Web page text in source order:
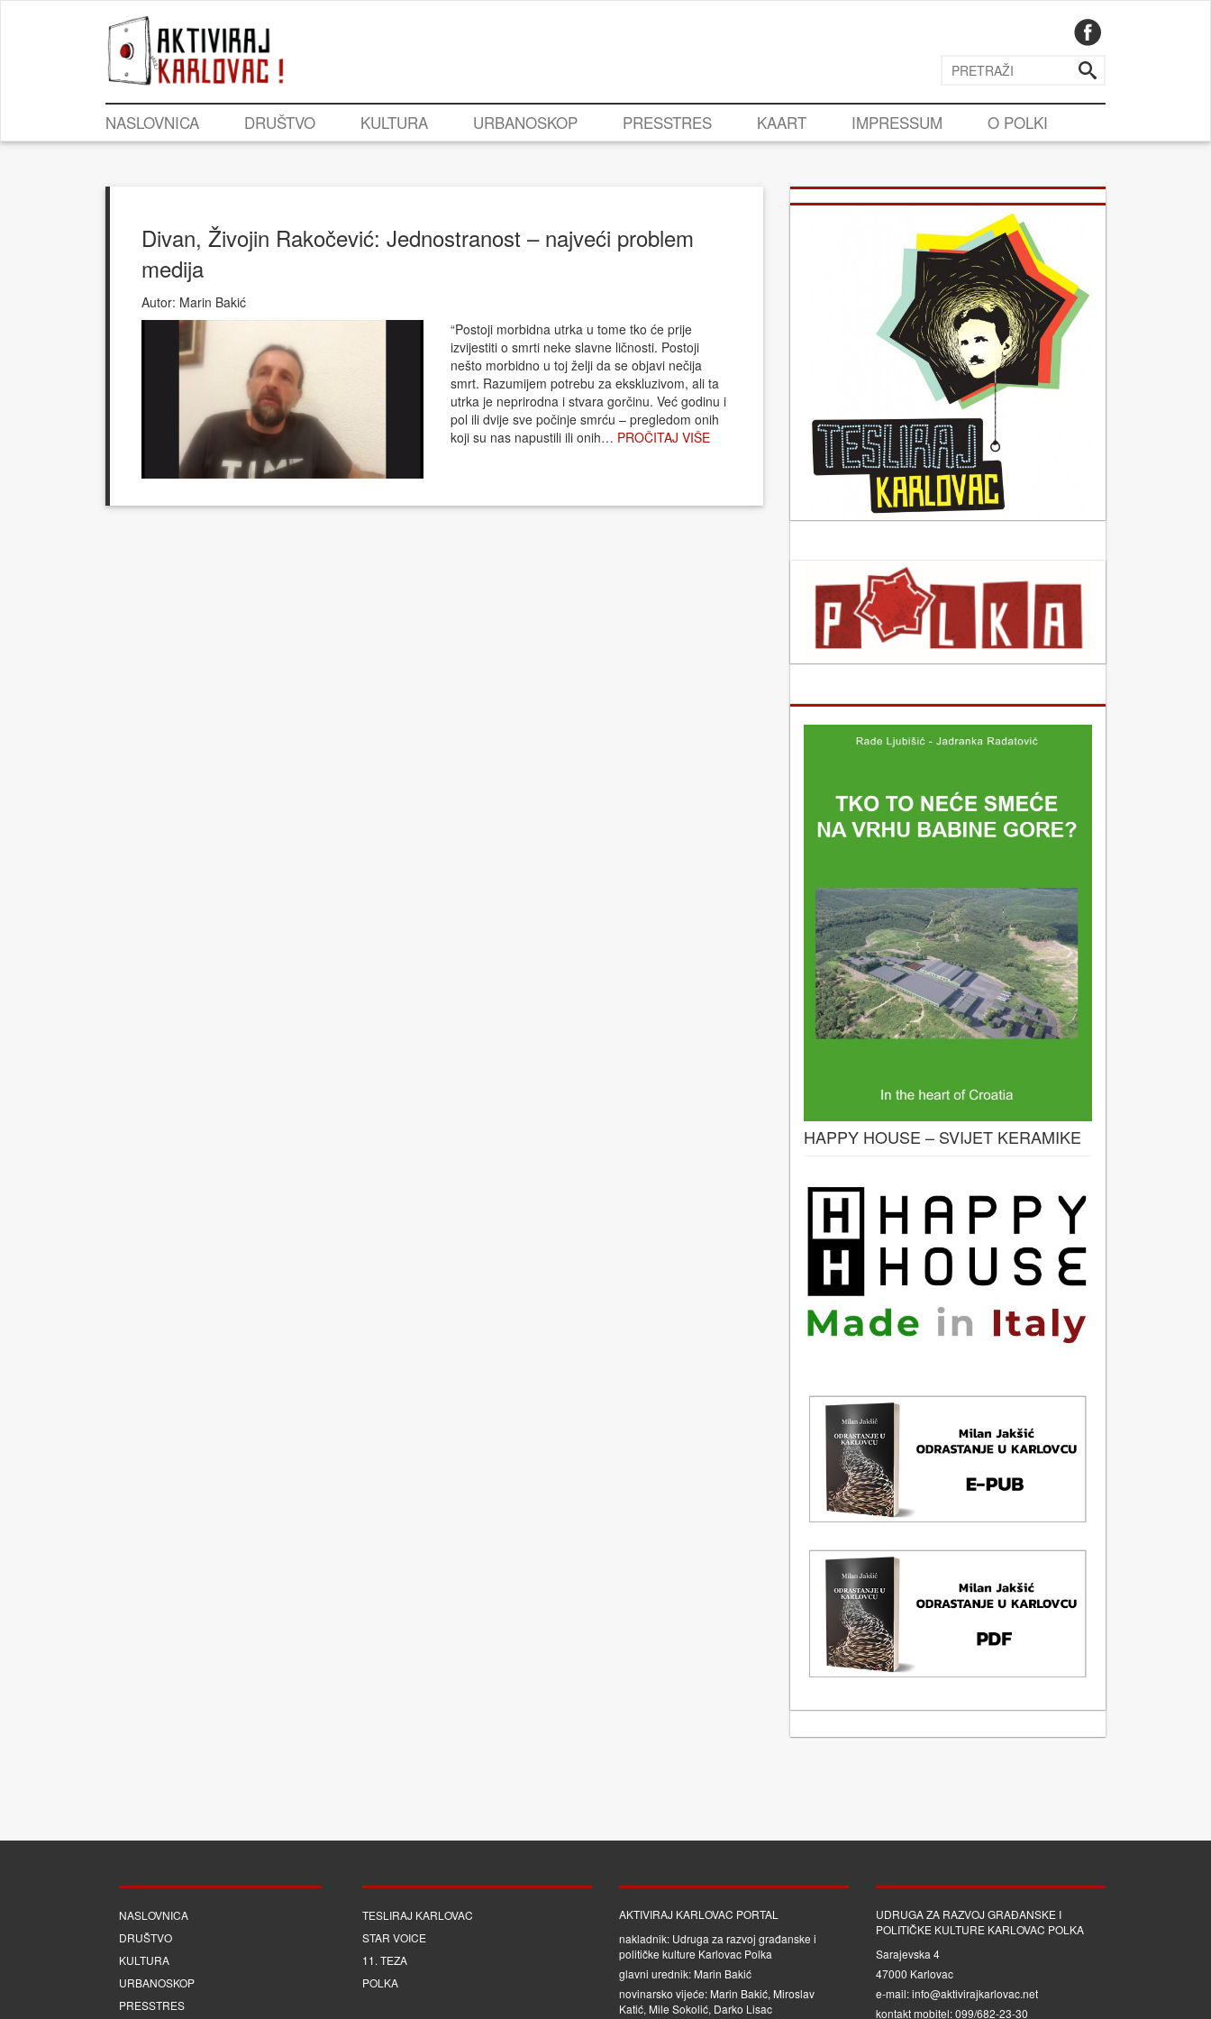
NASLOVNICA DRUŠTVO KULTURA URBANOSKOP PRESSTRES KAART IMPRESSUM O POLKI
Divan, Živojin Rakočević: Jednostranost – najveći problem
medija
Autor: Marin Bakić
“Postoji morbidna utrka u tome tko će prije
izvijestiti o smrti neke slavne ličnosti. Postoji
nešto morbidno u toj želji da se objavi nečija
smrt. Razumijem potrebu za ekskluzivom, ali ta
utrka je neprirodna i stvara gorčinu. Već godinu i
pol ili dvije sve počinje smrću – pregledom onih
koji su nas napustili ili onih… PROČITAJ VIŠE
HAPPY HOUSE – SVIJET KERAMIKE
NASLOVNICA
DRUŠTVO
KULTURA
URBANOSKOP
PRESSTRES
TESLIRAJ KARLOVAC
STAR VOICE
11. TEZA
POLKA
AKTIVIRAJ KARLOVAC PORTAL
nakladnik: Udruga za razvoj građanske i
političke kulture Karlovac Polka
glavni urednik: Marin Bakić
novinarsko vijeće: Marin Bakić, Miroslav
Katić, Mile Sokolić, Darko Lisac
UDRUGA ZA RAZVOJ GRAĐANSKE I
POLITIČKE KULTURE KARLOVAC POLKA
Sarajevska 4
47000 Karlovac
e-mail: info@aktivirajkarlovac.net
kontakt mobitel: 099/682-23-30